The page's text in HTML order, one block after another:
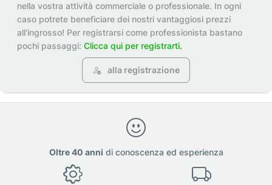
nella vostra attività commerciale o professionale. In ogni
caso potrete beneficiare dei nostri vantaggiosi prezzi
all'ingrosso! Per registrarsi come professionista bastano
pochi passaggi: Clicca qui per registrarti.
alla registrazione
Oltre 40 anni di conoscenza ed esperienza